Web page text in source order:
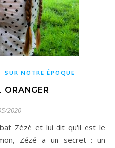
,SUR NOTRE ÉPOQUE
ORANGER
2020
Zézé a un secret : un